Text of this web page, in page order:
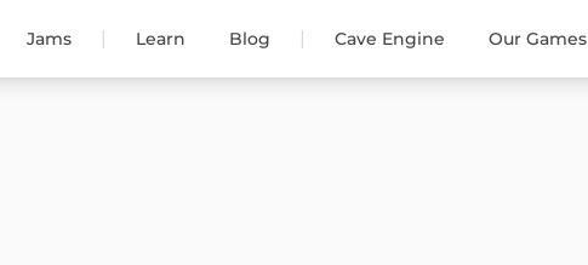
Jams | Learn Blog | Cave Engine Our Games